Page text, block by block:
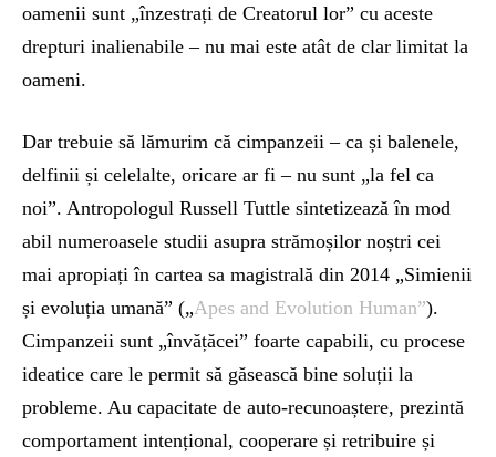
oamenii sunt „înzestrați de Creatorul lor” cu aceste
drepturi inalienabile – nu mai este atât de clar limitat la
oameni.
Dar trebuie să lămurim că cimpanzeii – ca și balenele,
delfinii și celelalte, oricare ar fi – nu sunt „la fel ca
noi”. Antropologul Russell Tuttle sintetizează în mod
abil numeroasele studii asupra strămoșilor noștri cei
mai apropiați în cartea sa magistrală din 2014 „Simienii
și evoluția umană” („Apes and Evolution Human”).
Cimpanzeii sunt „învățăcei” foarte capabili, cu procese
ideatice care le permit să găsească bine soluții la
probleme. Au capacitate de auto-recunoaștere, prezintă
comportament intențional, cooperare și retribuire și